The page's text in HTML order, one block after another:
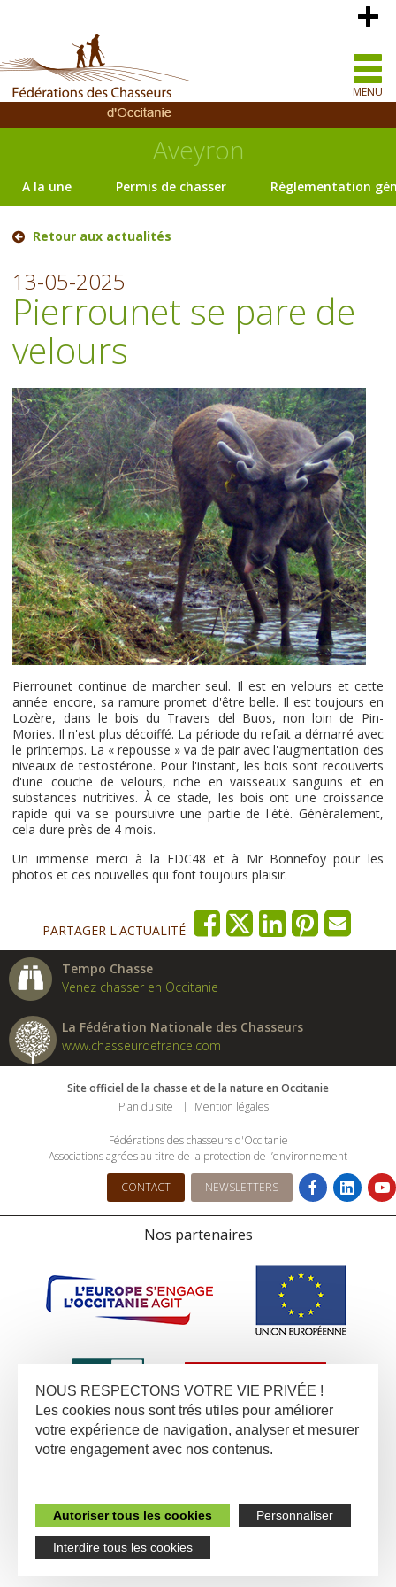
MENU
Aveyron
A la une Permis de chasser Règlementation
Retour aux actualités
13-05-2025
Pierrounet se pare de
velours
Pierrounet continue de marcher seul. Il est en velours et cette
année encore, sa ramure promet d'être belle. Il est toujours en
Lozère, dans le bois du Travers del Buos, non loin de Pin-
Mories. Il n'est plus décoiffé. La période du refait a démarré avec
le printemps. La « repousse » va de pair avec l'augmentation des
niveaux de testostérone. Pour l'instant, les bois sont recouverts
d'une couche de velours, riche en vaisseaux sanguins et en
substances nutritives. À ce stade, les bois ont une croissance
rapide qui va se poursuivre une partie de l'été. Généralement,
cela dure près de 4 mois.
Un immense merci à la FDC48 et à Mr Bonnefoy pour les
photos et ces nouvelles qui font toujours plaisir.
PARTAGER L'ACTUALITÉ
Tempo Chasse
Venez chasser en Occitanie
La Fédération Nationale des Chasseurs
www.chasseurdefrance.com
Site officiel de la chasse et de la nature en Occitanie
Plan du site
Mention légales
Fédérations des chasseurs d'Occitanie
Associations agrées au titre de la protection de l’environnement
CONTACT NEWSLETTERS
Nos partenaires
NOUS RESPECTONS VOTRE VIE PRIVÉE !
Les cookies nous sont trés utiles pour améliorer
votre expérience de navigation, analyser et mesurer
votre engagement avec nos contenus.
Autoriser tous les cookies Personnaliser
Interdire tous les cookies